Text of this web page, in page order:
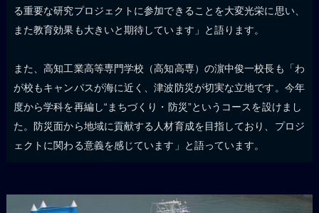
る重要な研究プロジェクトに参加できることを大変光栄に思い、
また教育効果も大きいと期待しています」と語ります。
また、高知工業高等専門学校（高知高専）の濵中俊一校長も「わ
が校もキャンパスが海に近く、津波防災が切実な立地です。今年
度から学科を再編し“まちづくり・防災”というコースを設けまし
た。防災面から地域に貢献する人材育成を目指しており、プロジ
ェクトに関わる意義を感じています」と語っています。